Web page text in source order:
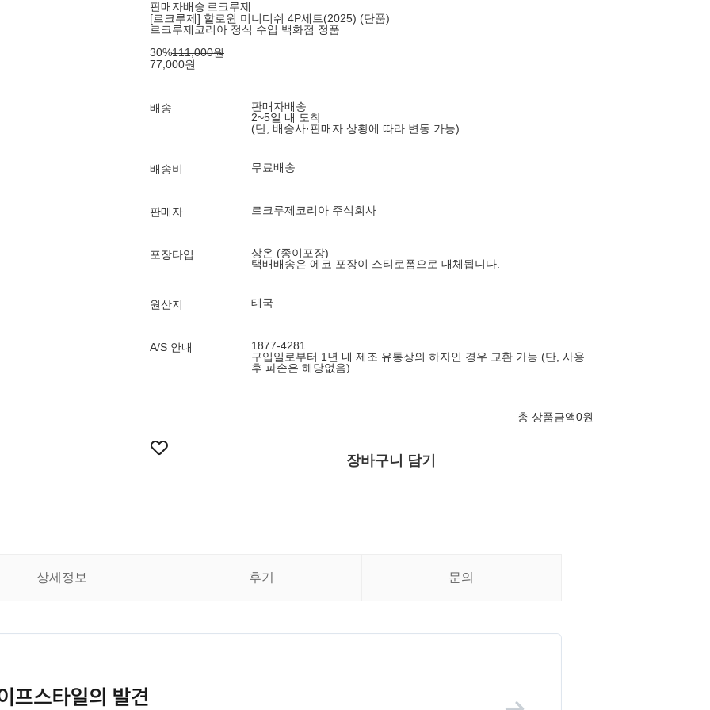
판매자배송 르크루제
[르크루제] 할로윈 미니디쉬 4P세트(2025) (단품)
르크루제코리아 정식 수입 백화점 정품
30%111,000원
77,000원
배송
판매자배송
2~5일 내 도착
(단, 배송사·판매자 상황에 따라 변동 가능)
배송비 무료배송
판매자 르크루제코리아 주식회사
포장타입
상온 (종이포장)
택배배송은 에코 포장이 스티로폼으로 대체됩니다.
원산지 태국
A/S 안내
1877-4281
구입일로부터 1년 내 제조 유통상의 하자인 경우 교환 가능 (단, 사용
후 파손은 해당없음)
총 상품금액0원
장바구니 담기
상세정보 후기 문의